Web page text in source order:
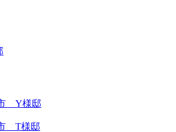
Y様邸
T様邸